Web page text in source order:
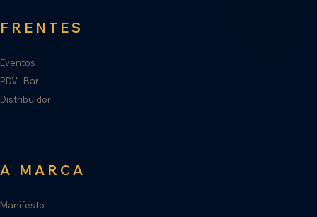
FRENTES
Eventos
PDV · Bar
Distribuidor
A MARCA
Manifesto